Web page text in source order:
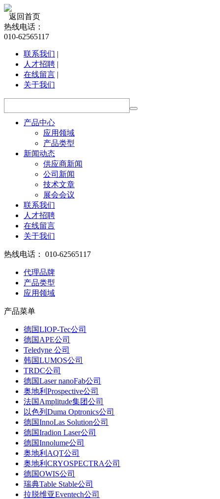
返回首页
热线电话：
010-62565117
联系我们 |
人才招聘 |
在线留言 |
关于我们
产品中心
应用领域
产品类型
新闻动态
供应商新闻
公司新闻
技术文章
展会会议
联系我们
人才招聘
在线留言
关于我们
热线电话： 010-62565117
代理品牌
产品类型
应用领域
产品菜单
德国LIOP-Tec公司
德国APE公司
Teledyne 公司
韩国LUMOS公司
TRDC公司
德国Laser nanoFab公司
奥地利Prospective公司
法国Amplitude集团公司
以色列Duma Optronics公司
德国InnoLas Solution公司
德国Iradion Laser公司
德国Innolume公司
奥地利AQT公司
奥地利CRYOSPECTRA公司
德国OWIS公司
瑞典Table Stable公司
拉脱维亚Eventech公司